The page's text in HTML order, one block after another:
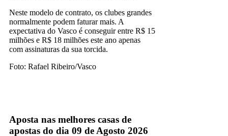
Neste modelo de contrato, os clubes grandes
normalmente podem faturar mais. A
expectativa do Vasco é conseguir entre R$ 15
milhões e R$ 18 milhões este ano apenas
com assinaturas da sua torcida.
Foto: Rafael Ribeiro/Vasco
Aposta nas melhores casas de
apostas do dia 09 de Agosto 2026